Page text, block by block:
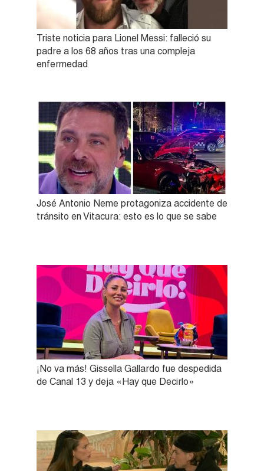
Triste noticia para Lionel Messi: falleció su
padre a los 68 años tras una compleja
enfermedad
José Antonio Neme protagoniza accidente de
tránsito en Vitacura: esto es lo que se sabe
¡No va más! Gissella Gallardo fue despedida
de Canal 13 y deja «Hay que Decirlo»